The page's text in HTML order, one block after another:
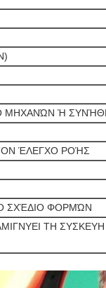
ΜΗΧΑΝΏΝ Ή
ΈΛΕΓΧΟ ΡΟΉΣ
ΤΟ ΣΧΈΔΙΟ ΦΟΡΜΏΝ
ΤΗ ΣΥΣΚΕΥΗ